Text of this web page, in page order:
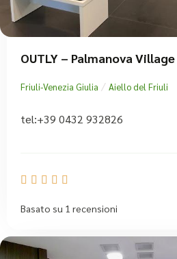
OUTLY – Palmanova Village
Friuli-Venezia Giulia / Aiello del Friuli
tel:+39 0432 932826
    
Basato su 1 recensioni